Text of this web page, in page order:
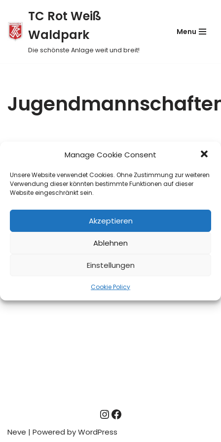
Manage Cookie Consent
Unsere Website verwendet Cookies. Ohne Zustimmung zur weiteren
Verwendung dieser könnten bestimmte Funktionen auf dieser
Website eingeschränkt sein.
Akzeptieren
Ablehnen
Einstellungen
Cookie Policy
Skip
to
content
TC Rot Weiß
Waldpark
Die schönste Anlage weit und breit!
Menu
Neve | Powered byWordPress